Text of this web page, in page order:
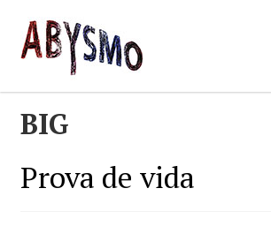
Ir
para
navegação
Saltar
para
conteúdo
BIG
Prova de vida